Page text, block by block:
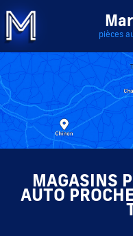
pièces
MAGASINS
AUTO